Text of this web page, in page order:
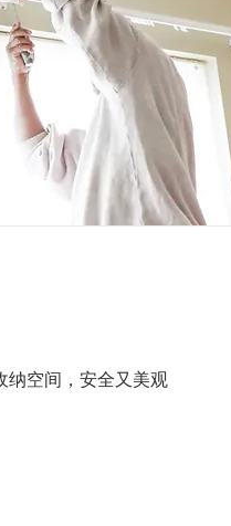
纳空间，安全又美观